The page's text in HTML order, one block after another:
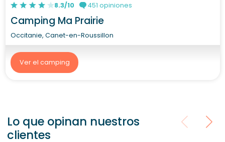
8.3/10 451 opiniones
Camping Ma Prairie
Occitanie, Canet-en-Roussillon
Ver el camping
Lo que opinan nuestros
clientes